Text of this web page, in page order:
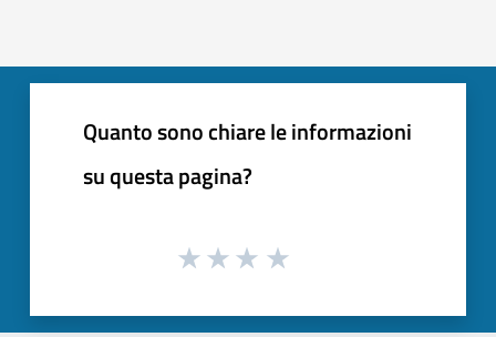
Quanto sono chiare le informazioni
su questa pagina?